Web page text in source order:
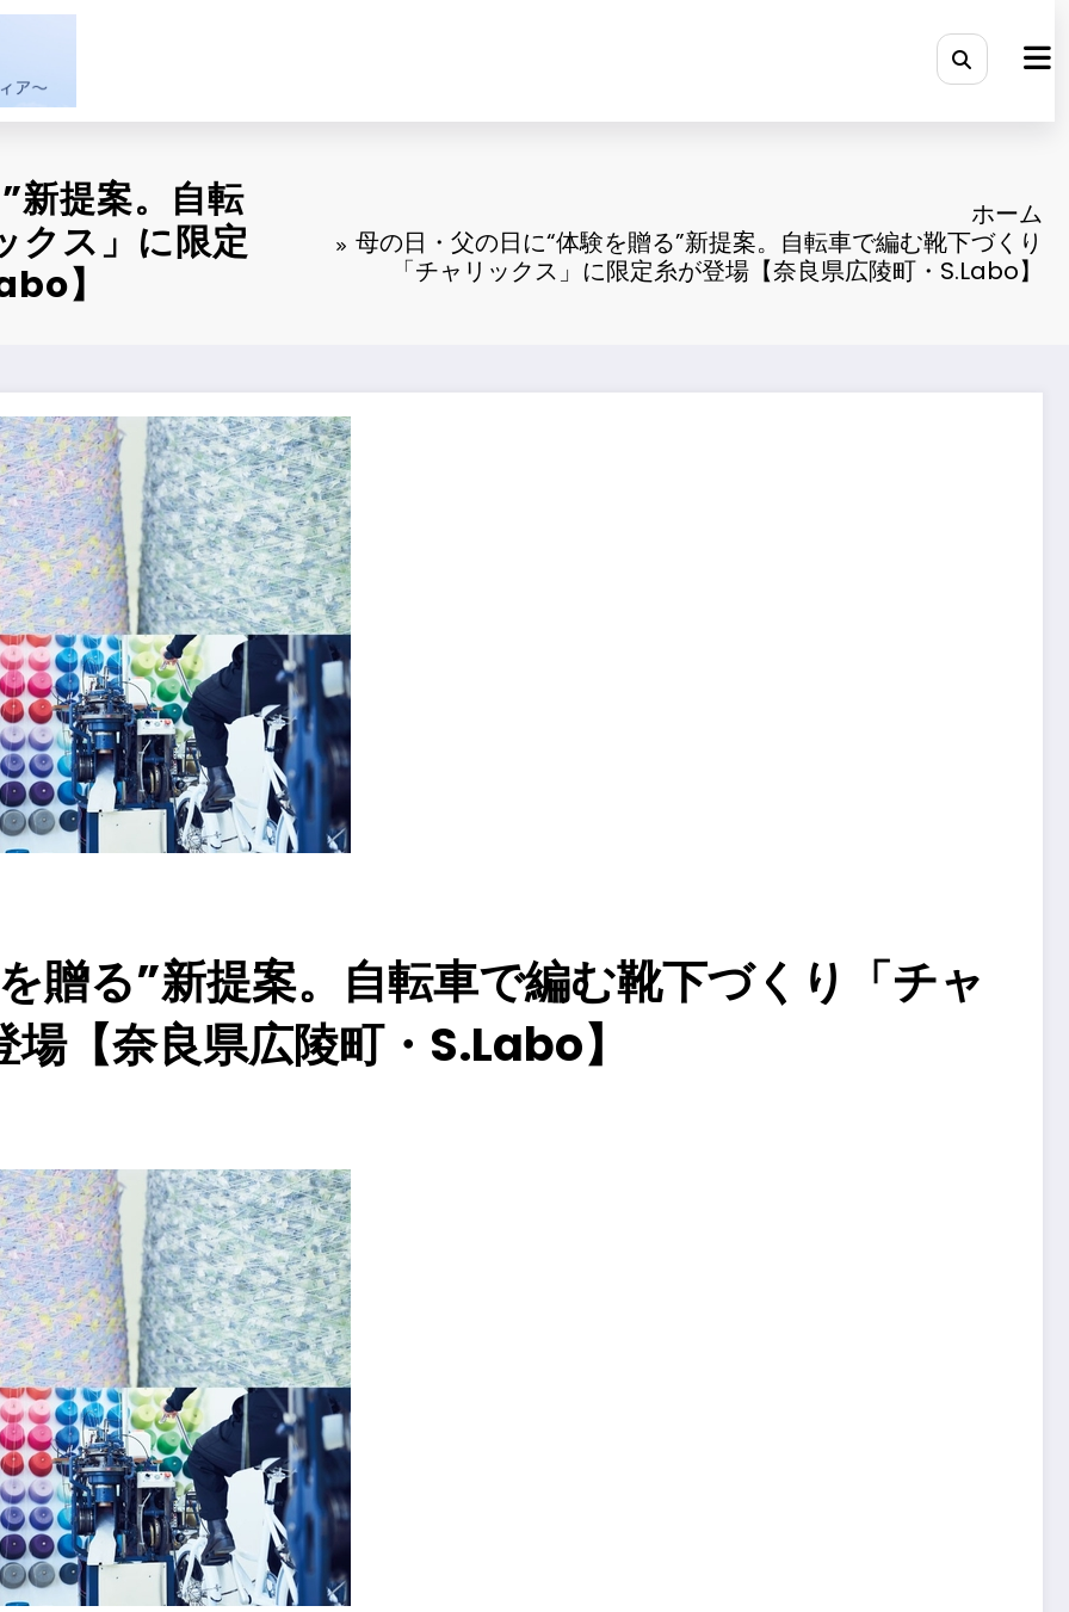
新提案。自転
クス」に限定
】
ホーム
母の日・父の日に“体験を贈る”新提案。自転車で編む靴下づくり
「チャリックス」に限定糸が登場【奈良県広陵町・S.Labo】
贈る”新提案。自転車で編む靴下づくり「チャ
【奈良県広陵町・S.Labo】